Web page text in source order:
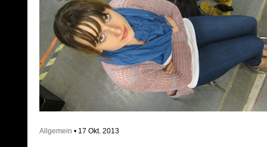
Allgemein • 17 Okt. 2013